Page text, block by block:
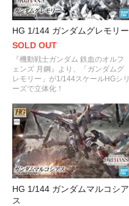
HG 1/144 ガンダムグレモリー
SOLD OUT
『機動戦士ガンダム 鉄血のオルフ
ェンズ 月鋼』より、「ガンダムグ
レモリー」が1/144スケールHGシリ
ーズで立体化！
HG 1/144 ガンダムマルコシア
ス